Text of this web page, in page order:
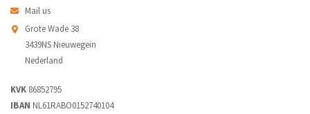
Mail us
Grote Wade 38
3439NS Nieuwegein
Nederland
KVK 86852795
IBAN NL61RABO0152740104